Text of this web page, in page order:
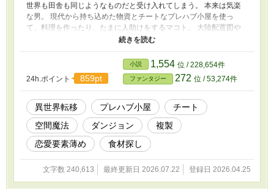
世界も田舎も同じようなものだと受け入れてしまう。 本来は気楽
な男。 現代から持ち込めた物資とチートなプレハブ小屋を使っ
て、料理を作ったり、たまに人助けをするマコト。 大陸配置図や
歴史進行が、何となく地球に似た剣と魔法の異世界。足りない物や
食べたい物を探すマコトの物語。 ヒロインは31話から登場。恋愛
要素薄めです。金属配合に適当な面はありますが、ご容赦お願いし
24h.ポイント
859pt
小説 1,554 位 / 228,654件
ファンタジー 272 位 / 53,274件
異世界転移 プレハブ小屋
チート
空間魔法
ダンジョン
複製
恋愛要素薄め
食材探し
文字数 240,613 最終更新日 2026.07.22 登録日 2026.04.25